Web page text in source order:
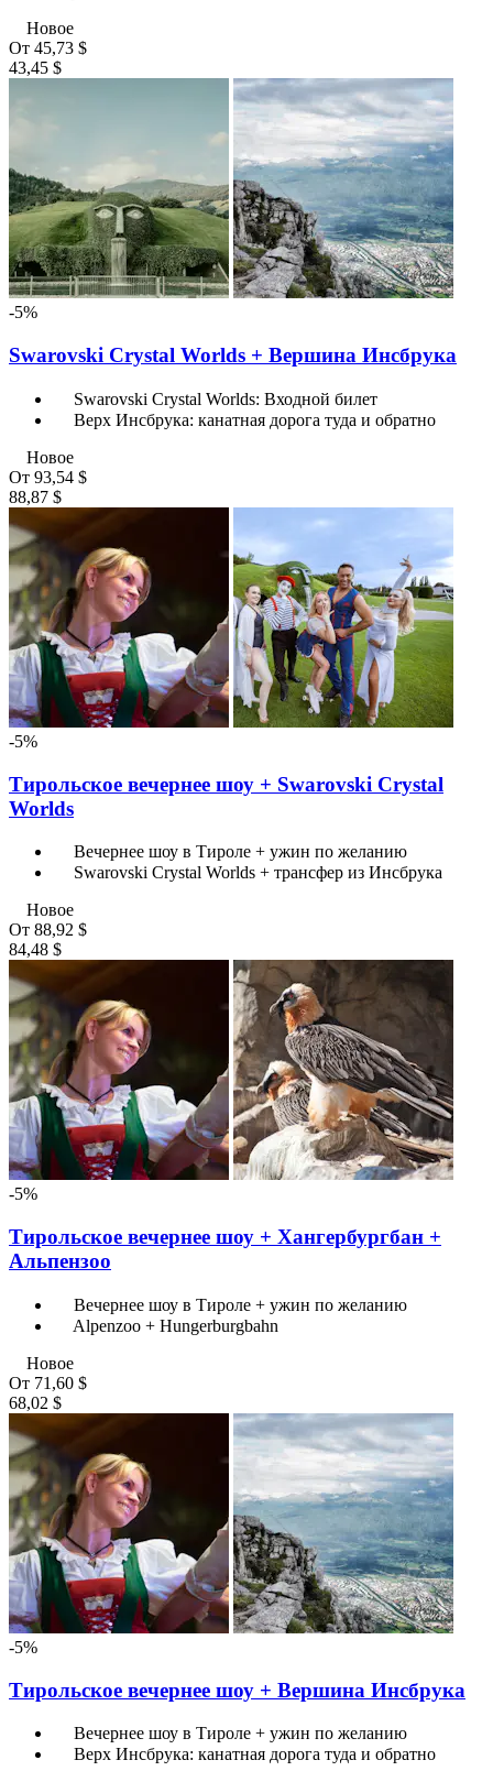
Новое
От 45,73 $
43,45 $
-5%
Swarovski Crystal Worlds + Вершина Инсбрука
Swarovski Crystal Worlds: Входной билет
Верх Инсбрука: канатная дорога туда и обратно
Новое
От 93,54 $
88,87 $
-5%
Тирольское вечернее шоу + Swarovski Crystal
Worlds
Вечернее шоу в Тироле + ужин по желанию
Swarovski Crystal Worlds + трансфер из Инсбрука
Новое
От 88,92 $
84,48 $
-5%
Тирольское вечернее шоу + Хангербургбан +
Альпензоо
Вечернее шоу в Тироле + ужин по желанию
Alpenzoo + Hungerburgbahn
Новое
От 71,60 $
68,02 $
-5%
Тирольское вечернее шоу + Вершина Инсбрука
Вечернее шоу в Тироле + ужин по желанию
Верх Инсбрука: канатная дорога туда и обратно